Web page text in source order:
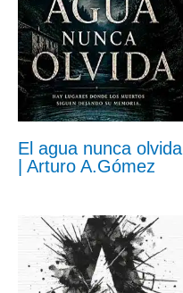
El agua nunca olvida
| Arturo A.Gómez